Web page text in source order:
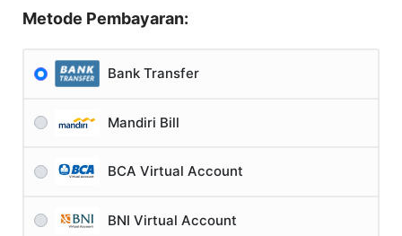
Metode Pembayaran:
Bank Transfer
Mandiri Bill
BCA Virtual Account
BNI Virtual Account